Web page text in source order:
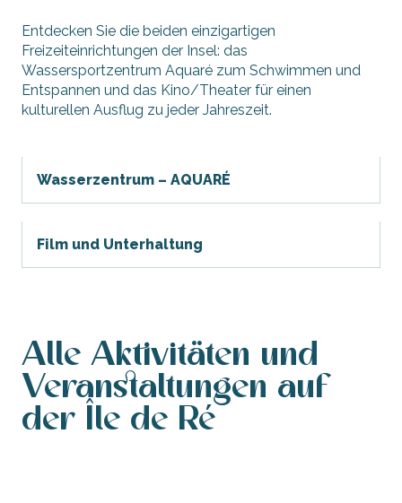
Entdecken Sie die beiden einzigartigen
Freizeiteinrichtungen der Insel: das
Wassersportzentrum Aquaré zum Schwimmen und
Entspannen und das Kino/Theater für einen
kulturellen Ausflug zu jeder Jahreszeit.
Wasserzentrum – AQUARÉ
Film und Unterhaltung
Alle Aktivitäten und
Veranstaltungen auf
der Île de Ré